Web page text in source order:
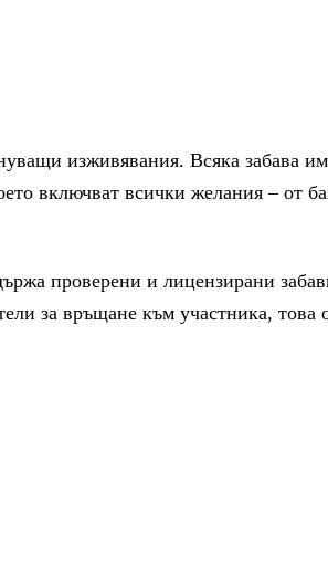
изживявания. Всяка забава
включват всички желания – от
проверени и лицензирани
за връщане към участника, това